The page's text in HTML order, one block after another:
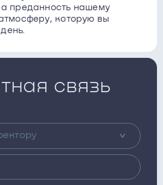
преданность нашему
которую вы
связь